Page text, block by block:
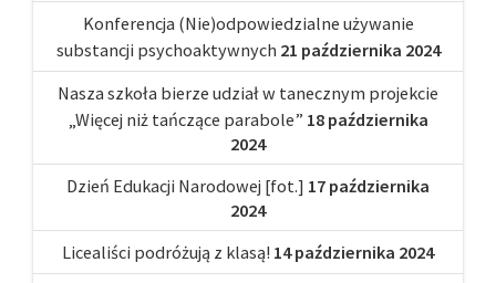
Konferencja (Nie)odpowiedzialne używanie
substancji psychoaktywnych 21 października 2024
Nasza szkoła bierze udział w tanecznym projekcie
„Więcej niż tańczące parabole” 18 października
2024
Dzień Edukacji Narodowej [fot.] 17 października
2024
Licealiści podróżują z klasą! 14 października 2024